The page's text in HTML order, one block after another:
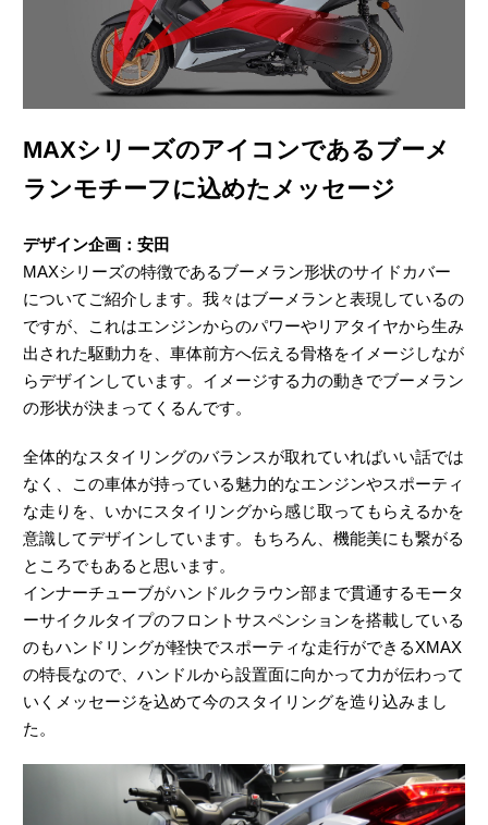
MAXシリーズのアイコンであるブーメ
ランモチーフに込めたメッセージ
デザイン企画：安田
MAXシリーズの特徴であるブーメラン形状のサイドカバー
についてご紹介します。我々はブーメランと表現しているの
ですが、これはエンジンからのパワーやリアタイヤから生み
出された駆動力を、車体前方へ伝える骨格をイメージしなが
らデザインしています。イメージする力の動きでブーメラン
の形状が決まってくるんです。
全体的なスタイリングのバランスが取れていればいい話では
なく、この車体が持っている魅力的なエンジンやスポーティ
な走りを、いかにスタイリングから感じ取ってもらえるかを
意識してデザインしています。もちろん、機能美にも繋がる
ところでもあると思います。
インナーチューブがハンドルクラウン部まで貫通するモータ
ーサイクルタイプのフロントサスペンションを搭載している
のもハンドリングが軽快でスポーティな走行ができるXMAX
の特長なので、ハンドルから設置面に向かって力が伝わって
いくメッセージを込めて今のスタイリングを造り込みまし
た。